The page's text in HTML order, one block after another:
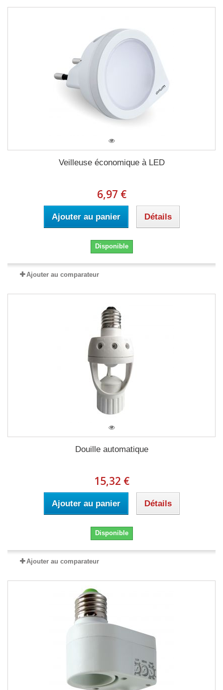
Veilleuse économique à LED
6,97 €
Ajouter au panier Détails
Disponible
Ajouter au comparateur
Douille automatique
15,32 €
Ajouter au panier Détails
Disponible
Ajouter au comparateur